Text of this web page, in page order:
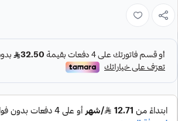
باوتش راقي يأتي بقماش وحزام جلد
يعتبر شنطة الباوتش من انسب الخيارات اليوميه للمرأه
الوان الباوتش/